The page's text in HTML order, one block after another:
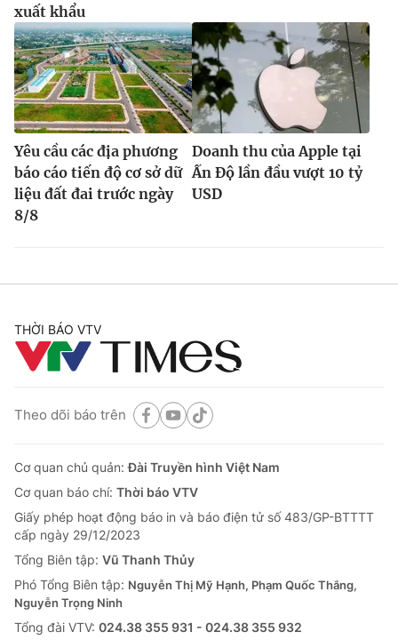
xuất khẩu
Yêu cầu các địa phương
báo cáo tiến độ cơ sở dữ
liệu đất đai trước ngày
8/8
Doanh thu của Apple tại
Ấn Độ lần đầu vượt 10 tỷ
USD
THỜI BÁO VTV
Theo dõi báo trên
Cơ quan chủ quản:Đài Truyền hình Việt Nam
Cơ quan báo chí: Thời báo VTV
Giấy phép hoạt động báo in và báo điện tử số 483/GP-BTTTT
cấp ngày 29/12/2023
Tổng Biên tập: Vũ Thanh Thủy
Phó Tổng Biên tập: Nguyễn Thị Mỹ Hạnh, Phạm Quốc Thắng,
Nguyễn Trọng Ninh
Tổng đài VTV: 024.38 355 931 - 024.38 355 932